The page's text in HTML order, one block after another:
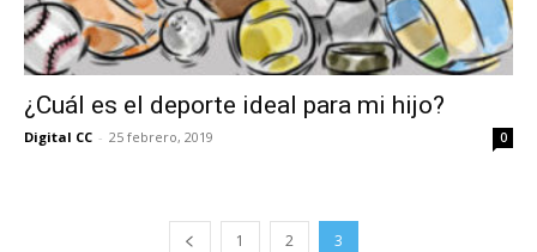
¿Cuál es el deporte ideal para mi hijo?
Digital CC - 25 febrero, 2019 0
1 2 3